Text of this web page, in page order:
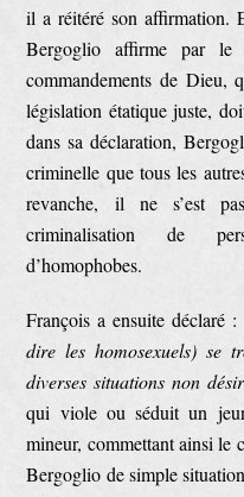
il a réitéré son affirmation.
Bergoglio affirme par
commandements de Dieu,
législation étatique juste,
dans sa déclaration,
criminelle que tous les
revanche, il ne s’est
criminalisation de
d’homophobes.
François a ensuite déclaré :
dire les homosexuels) se
diverses situations non
qui viole ou séduit un
mineur, commettant ainsi le
Bergoglio de simple